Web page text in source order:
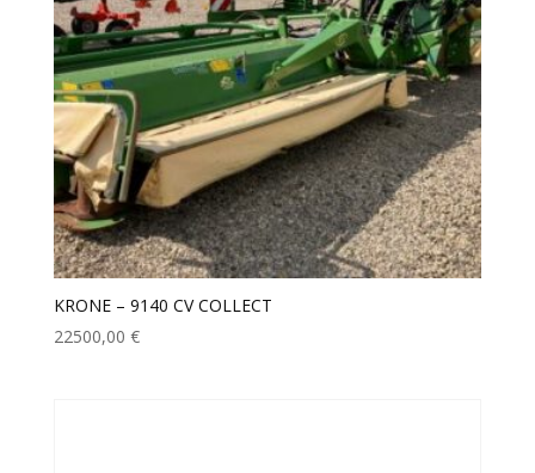
KRONE – 9140 CV COLLECT
22500,00 €